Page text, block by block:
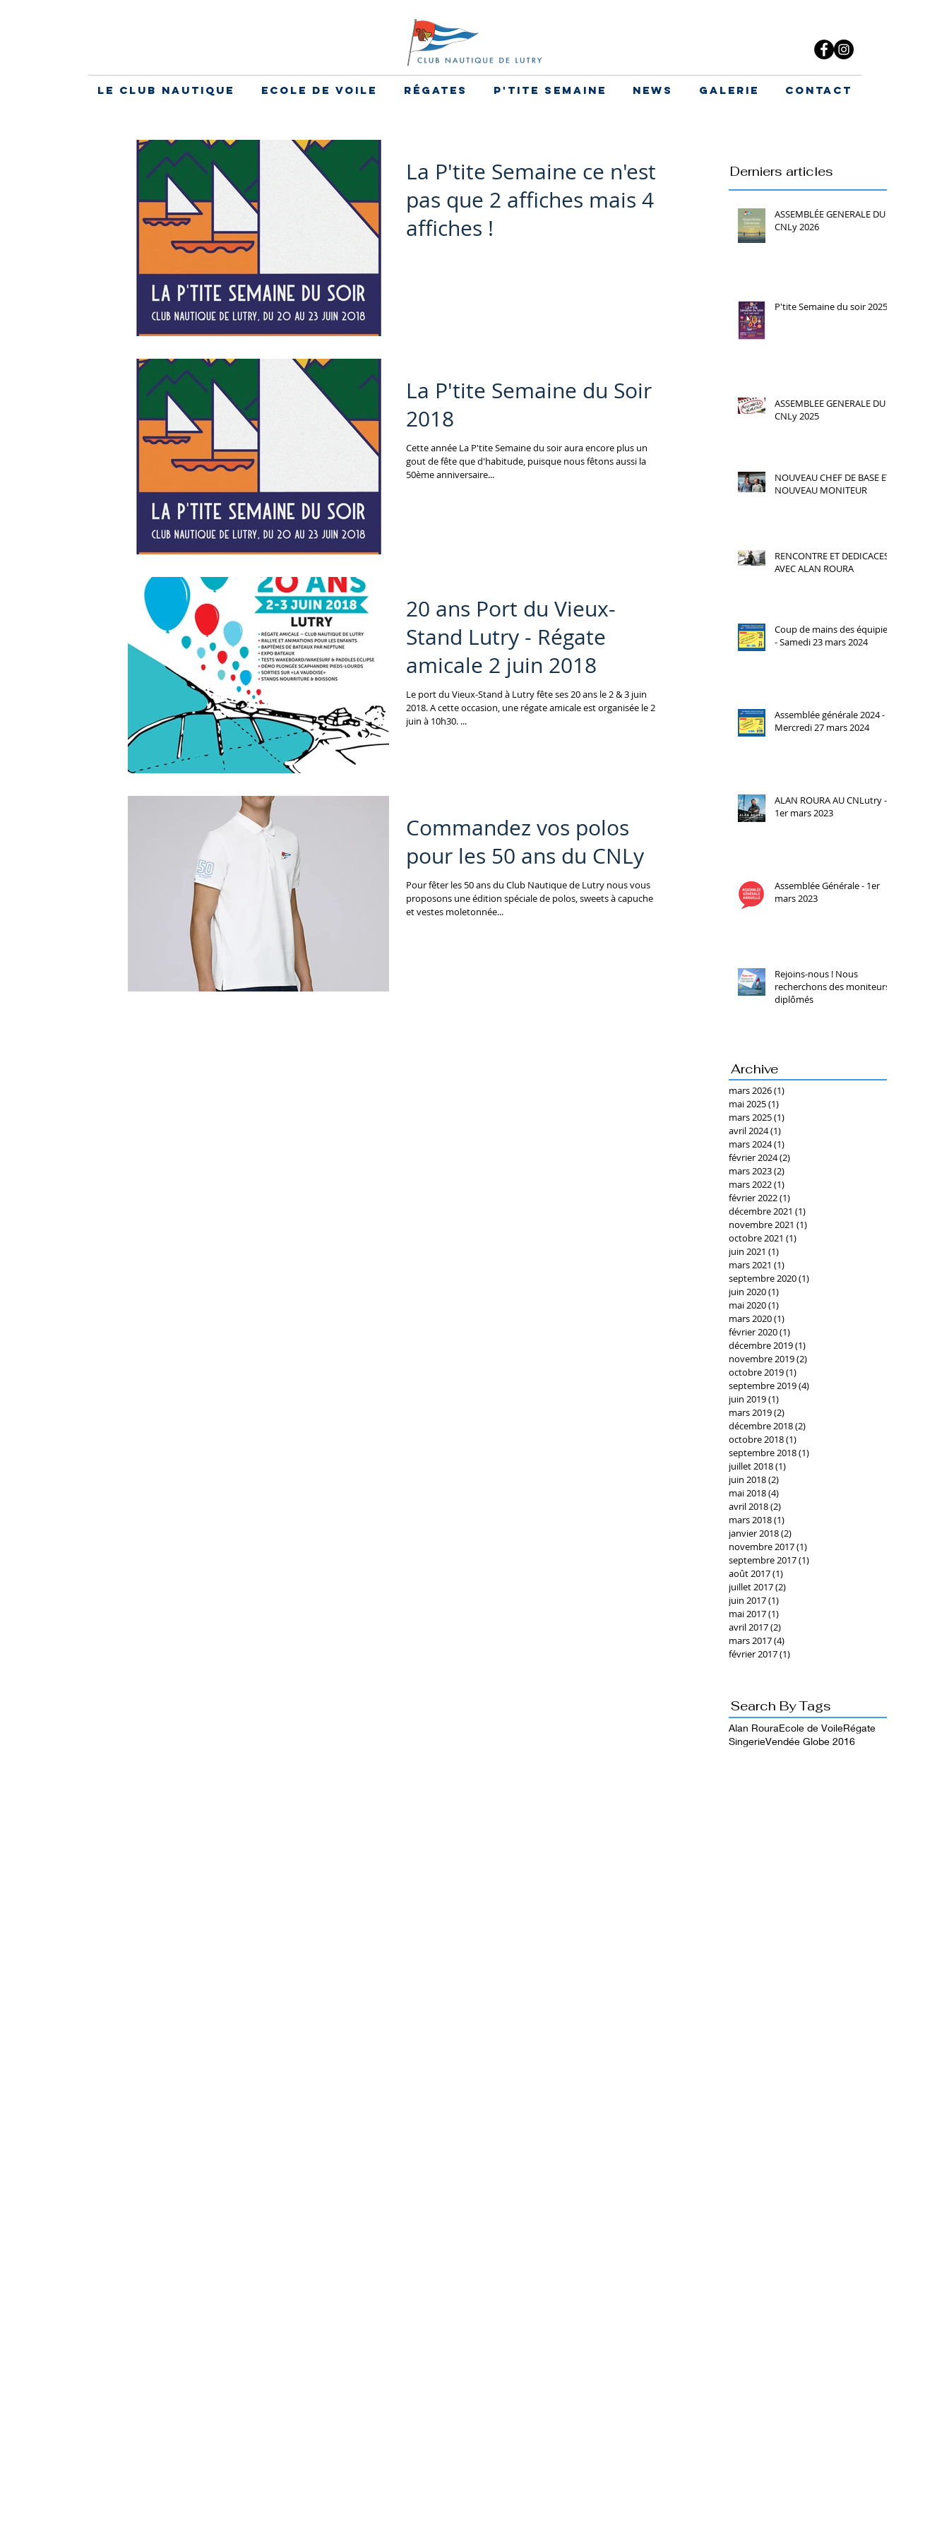
Le Club Nautique Ecole de voile Régates P'tite Semaine News Galerie Contact
La P'tite Semaine ce n'est
pas que 2 affiches mais 4
affiches !
La P'tite Semaine du Soir
2018
Cette année La P'tite Semaine du soir aura encore plus un
gout de fête que d'habitude, puisque nous fêtons aussi la
50ème anniversaire...
20 ans Port du Vieux-
Stand Lutry - Régate
amicale 2 juin 2018
Le port du Vieux-Stand à Lutry fête ses 20 ans le 2 & 3 juin
2018. A cette occasion, une régate amicale est organisée le 2
juin à 10h30. ...
Commandez vos polos
pour les 50 ans du CNLy
Pour fêter les 50 ans du Club Nautique de Lutry nous vous
proposons une édition spéciale de polos, sweets à capuche
et vestes moletonnée...
Derniers articles
ASSEMBLÉE GENERALE DU
CNLy 2026
P'tite Semaine du soir 2025
ASSEMBLEE GENERALE DU
CNLy 2025
NOUVEAU CHEF DE BASE ET
NOUVEAU MONITEUR
RENCONTRE ET DEDICACES
AVEC ALAN ROURA
Coup de mains des équipiers
- Samedi 23 mars 2024
Assemblée générale 2024 -
Mercredi 27 mars 2024
ALAN ROURA AU CNLutry -
1er mars 2023
Assemblée Générale - 1er
mars 2023
Rejoins-nous ! Nous
recherchons des moniteurs
diplômés
Archive
mars 2026(1)
mai 2025(1)
mars 2025(1)
avril 2024(1)
mars 2024(1)
février 2024(2)
mars 2023(2)
mars 2022(1)
février 2022(1)
décembre 2021 (1)
novembre 2021 (1)
octobre 2021 (1)
juin 2021 (1)
mars 2021 (1)
septembre 2020(1)
juin 2020(1)
mai 2020(1)
mars 2020(1)
février 2020(1)
décembre 2019(1)
novembre 2019(2)
octobre 2019(1)
septembre 2019(4)
juin 2019(1)
mars 2019(2)
décembre 2018(2)
octobre 2018(1)
septembre 2018(1)
juillet 2018(1)
juin 2018(2)
mai 2018(4)
avril 2018(2)
mars 2018(1)
janvier 2018(2)
novembre 2017(1)
septembre 2017(1)
août 2017(1)
juillet 2017(2)
juin 2017(1)
mai 2017(1)
avril 2017(2)
mars 2017(4)
février 2017(1)
Search By Tags
Alan RouraEcole de VoileRégate
SingerieVendée Globe 2016